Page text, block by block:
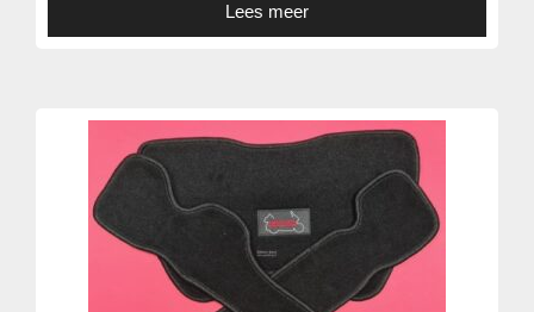
Lees meer